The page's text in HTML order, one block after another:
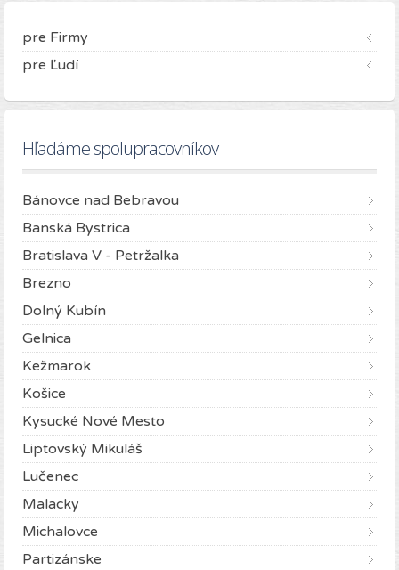
pre Firmy
pre Ľudí
Hľadáme spolupracovníkov
Bánovce nad Bebravou
Banská Bystrica
Bratislava V - Petržalka
Brezno
Dolný Kubín
Gelnica
Kežmarok
Košice
Kysucké Nové Mesto
Liptovský Mikuláš
Lučenec
Malacky
Michalovce
Partizánske